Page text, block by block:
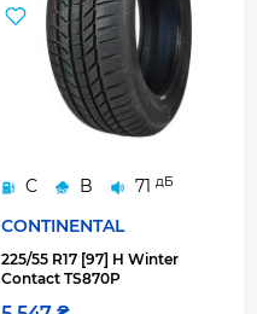
C B 71 дБ
CONTINENTAL
225/55 R17 [97] H Winter
Contact TS870P